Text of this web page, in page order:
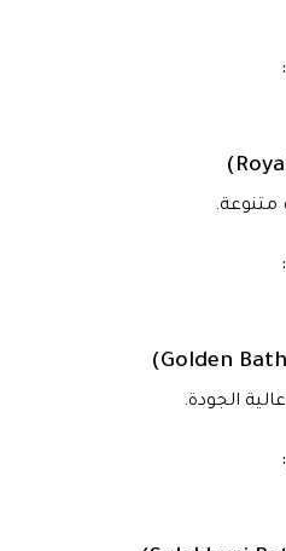
متنوعة.
الجودة.